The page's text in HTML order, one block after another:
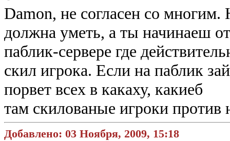
Damon, не согласен со многим.
должна уметь, а ты начинаеш
паблик-сервере где
скил игрока. Если на паблик
порвет всех в какаху, какиеб
там скилованые игроки против
Добавлено: 03 Ноября, 2009, 15:18